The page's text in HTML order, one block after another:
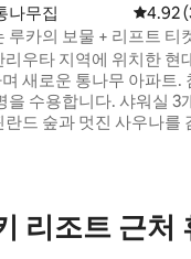
13개
나무집 평점
4.92
루카의 보물 + 리프트 티
리우타 지역에 위치한 현
새로운 통나무 아파트.
을 수용합니다. 샤워실 3
시작됩니다. 겨울 시즌
켓 2장(일주일 동안 최대
리조트 근처